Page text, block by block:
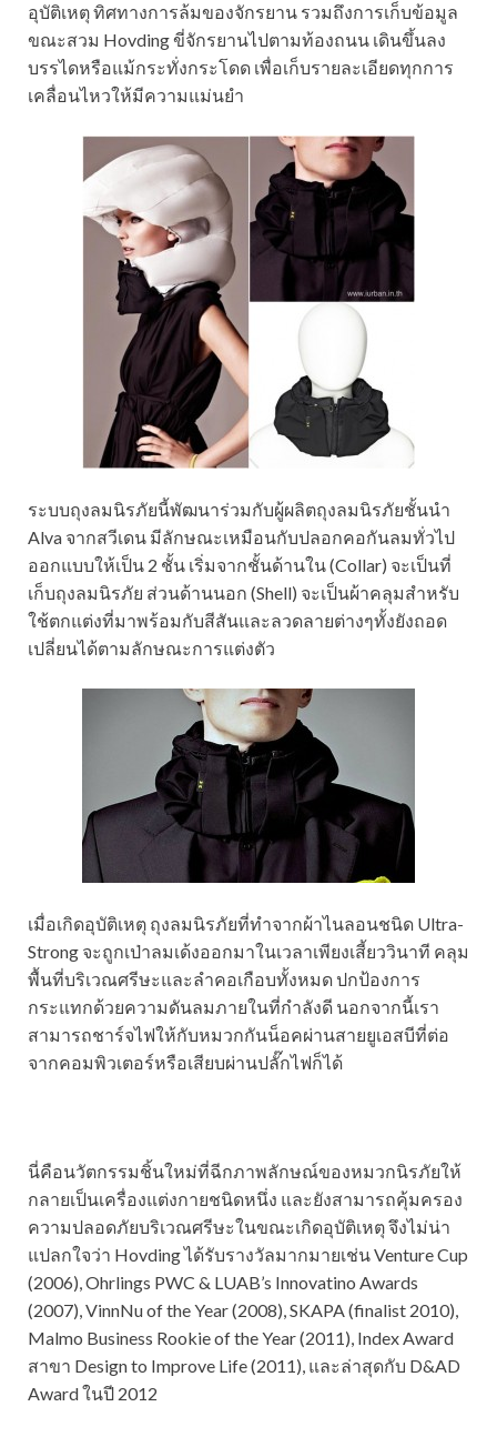
อุบัติเหตุ ทิศทางการล้มของจักรยาน รวมถึงการเก็บข้อมูล
ขณะสวม Hovding ขี่จักรยานไปตามท้องถนน เดินขึ้นลง
บรรไดหรือแม้กระทั่งกระโดด เพื่อเก็บรายละเอียดทุกการ
เคลื่อนไหวให้มีความแม่นยำ
ระบบถุงลมนิรภัยนี้พัฒนาร่วมกับผู้ผลิตถุงลมนิรภัยชั้นนำ
Alva จากสวีเดน มีลักษณะเหมือนกับปลอกคอกันลมทั่วไป
ออกแบบให้เป็น 2 ชั้น เริ่มจากชั้นด้านใน (Collar) จะเป็นที่
เก็บถุงลมนิรภัย ส่วนด้านนอก (Shell) จะเป็นผ้าคลุมสำหรับ
ใช้ตกแต่งที่มาพร้อมกับสีสันและลวดลายต่างๆทั้งยังถอด
เปลี่ยนได้ตามลักษณะการแต่งตัว
เมื่อเกิดอุบัติเหตุ ถุงลมนิรภัยที่ทำจากผ้าไนลอนชนิด Ultra-
Strong จะถูกเป่าลมเด้งออกมาในเวลาเพียงเสี้ยววินาที คลุม
พื้นที่บริเวณศรีษะและลำคอเกือบทั้งหมด ปกป้องการ
กระแทกด้วยความดันลมภายในที่กำลังดี นอกจากนี้เรา
สามารถชาร์จไฟให้กับหมวกกันน็อคผ่านสายยูเอสบีที่ต่อ
จากคอมพิวเตอร์หรือเสียบผ่านปลั๊กไฟก็ได้
นี่คือนวัตกรรมชิ้นใหม่ที่ฉีกภาพลักษณ์ของหมวกนิรภัยให้
กลายเป็นเครื่องแต่งกายชนิดหนึ่ง และยังสามารถคุ้มครอง
ความปลอดภัยบริเวณศรีษะในขณะเกิดอุบัติเหตุ จึงไม่น่า
แปลกใจว่า Hovding ได้รับรางวัลมากมายเช่น Venture Cup
(2006), Ohrlings PWC & LUAB’s Innovatino Awards
(2007), VinnNu of the Year (2008), SKAPA (finalist 2010),
Malmo Business Rookie of the Year (2011), Index Award
สาขา Design to Improve Life (2011), และล่าสุดกับ D&AD
Award ในปี 2012